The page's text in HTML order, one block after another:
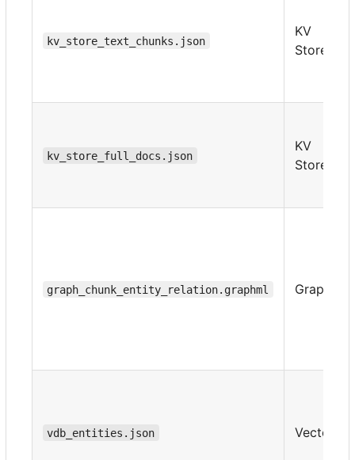
kv_store_text_chunks.json
KV
Store
kv_store_full_docs.json
KV
Store
graph_chunk_entity_relation.graphml Graph
vdb_entities.json Vector